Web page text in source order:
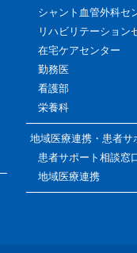
シャント血管外科セ
リハビリテーション
在宅ケアセンター
勤務医
看護部
栄養科
地域医療連携・患者サ
患者サポート相談窓
地域医療連携